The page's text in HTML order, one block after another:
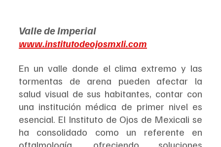
Valle de Imperial
www.institutodeojosmxli.com
En un valle donde el clima extremo y las
tormentas de arena pueden afectar la
salud visual de sus habitantes, contar con
una institución médica de primer nivel es
esencial. El Instituto de Ojos de Mexicali se
ha consolidado como un referente en
oftalmología, ofreciendo soluciones